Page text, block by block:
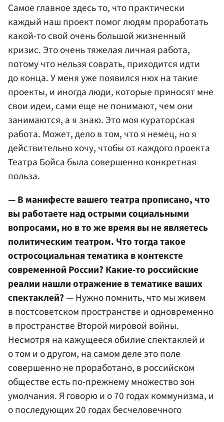
Самое главное здесь то, что практически
каждый наш проект помог людям проработать
какой-то свой очень большой жизненный
кризис. Это очень тяжелая личная работа,
потому что нельзя соврать, приходится идти
до конца. У меня уже появился нюх на такие
проекты, и иногда люди, которые приносят мне
свои идеи, сами еще не понимают, чем они
занимаются, а я знаю. Это моя кураторская
работа. Может, дело в том, что я немец, но я
действительно хочу, чтобы от каждого проекта
Театра Бойса была совершенно конкретная
польза.
— В манифесте вашего театра прописано, что
вы работаете над острыми социальными
вопросами, но в то же время вы не являетесь
политическим театром. Что тогда такое
остросоциальная тематика в контексте
современной России? Какие-то российские
реалии нашли отражение в тематике ваших
спектаклей?— Нужно помнить, что мы живем
в постсоветском пространстве и одновременно
в пространстве Второй мировой войны.
Несмотря на кажущееся обилие спектаклей и
о том и о другом, на самом деле это поле
совершенно не проработано, в российском
обществе есть по-прежнему множество зон
умолчания. Я говорю и о 70 годах коммунизма, и
о последующих 20 годах бесчеловечного